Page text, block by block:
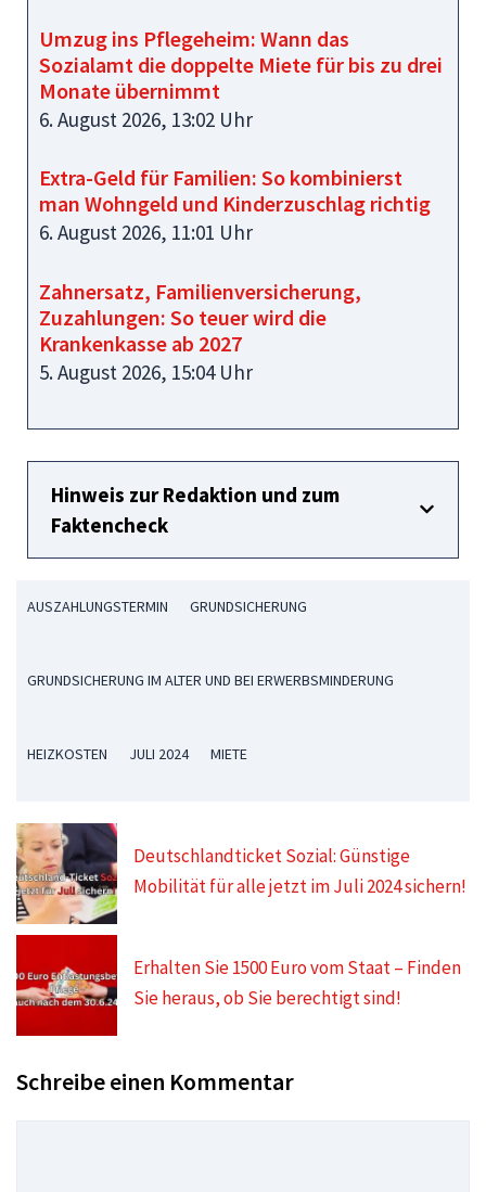
Umzug ins Pflegeheim: Wann das
Sozialamt die doppelte Miete für bis zu drei
Monate übernimmt
6. August 2026, 13:02 Uhr
Extra-Geld für Familien: So kombinierst
man Wohngeld und Kinderzuschlag richtig
6. August 2026, 11:01 Uhr
Zahnersatz, Familienversicherung,
Zuzahlungen: So teuer wird die
Krankenkasse ab 2027
5. August 2026, 15:04 Uhr
Hinweis zur Redaktion und zum
Faktencheck
AUSZAHLUNGSTERMIN GRUNDSICHERUNG
GRUNDSICHERUNG IM ALTER UND BEI ERWERBSMINDERUNG
HEIZKOSTEN JULI 2024 MIETE
Deutschlandticket Sozial: Günstige
Mobilität für alle jetzt im Juli 2024 sichern!
Erhalten Sie 1500 Euro vom Staat – Finden
Sie heraus, ob Sie berechtigt sind!
Schreibe einen Kommentar